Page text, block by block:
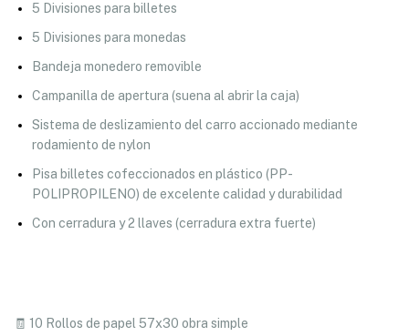
5 Divisiones para billetes
5 Divisiones para monedas
Bandeja monedero removible
Campanilla de apertura (suena al abrir la caja)
Sistema de deslizamiento del carro accionado mediante
rodamiento de nylon
Pisa billetes cofeccionados en plástico (PP-
POLIPROPILENO) de excelente calidad y durabilidad
Con cerradura y 2 llaves (cerradura extra fuerte)
🧾 10 Rollos de papel 57x30 obra simple